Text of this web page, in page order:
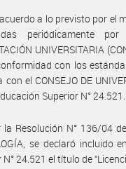
a lo previsto por el
periódicamente por
UNIVERSITARIA
con los
con el CONSEJO DE
Superior N° 24.521.
Resolución N° 136/04
se declaró incluido
N° 24.521 el título de